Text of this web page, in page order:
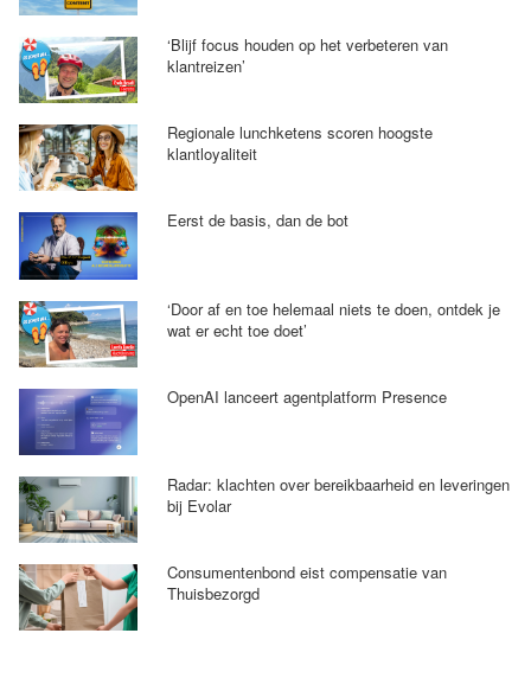
‘Blijf focus houden op het verbeteren van
klantreizen’
Regionale lunchketens scoren hoogste
klantloyaliteit
Eerst de basis, dan de bot
‘Door af en toe helemaal niets te doen, ontdek je
wat er echt toe doet’
OpenAI lanceert agentplatform Presence
Radar: klachten over bereikbaarheid en leveringen
bij Evolar
Consumentenbond eist compensatie van
Thuisbezorgd